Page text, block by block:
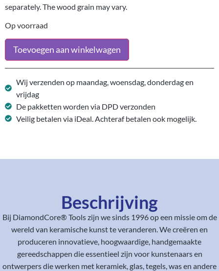
separately. The wood grain may vary.
Op voorraad
Toevoegen aan winkelwagen
Wij verzenden op maandag, woensdag, donderdag en
vrijdag
De pakketten worden via DPD verzonden
Veilig betalen via iDeal. Achteraf betalen ook mogelijk.
Beschrijving
Bij DiamondCore® Tools zijn we sinds 1996 op een missie om de
wereld van keramische kunst te veranderen. We creëren en
produceren innovatieve, hoogwaardige, handgemaakte
gereedschappen die essentieel zijn voor kunstenaars en
ontwerpers die werken met keramiek, glas, tegels, was en andere